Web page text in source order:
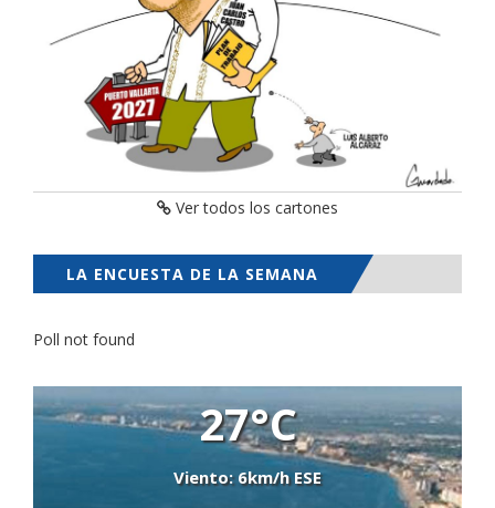
Ver todos los cartones
LA ENCUESTA DE LA SEMANA
Poll not found
27°C
Viento: 6km/h ESE